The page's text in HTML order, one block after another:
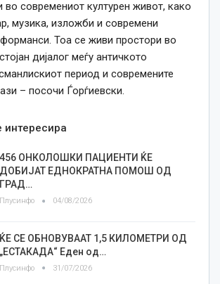
во современиот културен живот, како
музика, изложби и современи
Тоа се живи простори во
дијалог меѓу античкото
период и современите
– посочи Ѓорѓиевски.
456 ОНКОЛОШКИ ПАЦИЕНТИ ЌЕ
ДОБИЈАТ ЕДНОКРАТНА ПОМОШ ОД
ГРАД…
Плусинфо 04/08/2026
ЌЕ СЕ ОБНОВУВААТ 1,5 КИЛОМЕТРИ ОД
„ЕСТАКАДА“ Еден од…
Плусинфо 31/07/2026